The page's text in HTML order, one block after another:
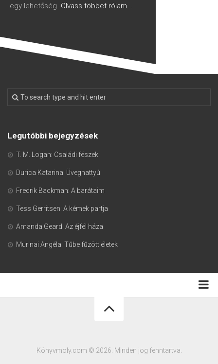
egy lehetőség. Olvass többet rólam...
Legutóbbi bejegyzések
T. M. Logan: Családi fészek
Durica Katarina: Üveghattyú
Fredrik Backman: A barátaim
Tess Gerritsen: A kémek partja
Amanda Geard: Az éjfél háza
Murinai Angéla: Tűbe fűzött életek
Könyvmoly.com © 2026. Minden jog fenntartva.